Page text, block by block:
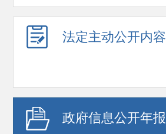
法定主动公开内容
政府信息公开年报